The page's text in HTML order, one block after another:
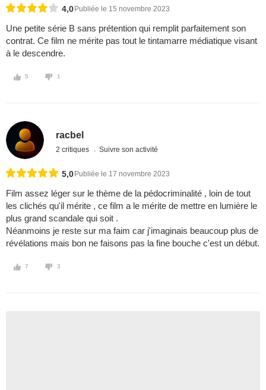
4,0 Publiée le 15 novembre 2023
Une petite série B sans prétention qui remplit parfaitement son
contrat. Ce film ne mérite pas tout le tintamarre médiatique visant
à le descendre.
5 1
racbel
2 critiques Suivre son activité
5,0 Publiée le 17 novembre 2023
Film assez léger sur le thème de la pédocriminalité , loin de tout
les clichés qu'il mérite , ce film a le mérite de mettre en lumière le
plus grand scandale qui soit .
Néanmoins je reste sur ma faim car j'imaginais beaucoup plus de
révélations mais bon ne faisons pas la fine bouche c'est un début.
7 3